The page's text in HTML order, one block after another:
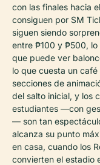
con las finales hacia
consiguen por SM
siguen siendo
entre ₱100 y ₱500,
que puede ver
lo que cuesta un
secciones de
del salto inicial, y los
estudiantes —con
— son tan
alcanza su punto
en casa, cuando los
convierten el estadio